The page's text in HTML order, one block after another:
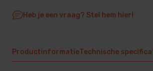
Heb je een vraag? Stel hem hier!
ProductinformatieTechnische